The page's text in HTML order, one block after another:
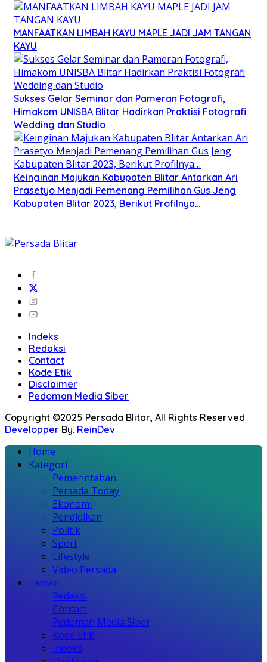
MANFAATKAN LIMBAH KAYU MAPLE JADI JAM TANGAN
KAYU
Sukses Gelar Seminar dan Pameran Fotografi,
Himakom UNISBA Blitar Hadirkan Praktisi Fotografi
Wedding dan Studio
Keinginan Majukan Kabupaten Blitar Antarkan Ari
Prasetyo Menjadi Pemenang Pemilihan Gus Jeng
Kabupaten Blitar 2023, Berikut Profilnya…
Indeks
Redaksi
Contact
Kode Etik
Disclaimer
Pedoman Media Siber
Copyright ©2025 Persada Blitar, All Rights Reserved
Developper By. ReinDev
Home
Kategori
Pemerintahan
Persada Today
Ekonomi
Pendidikan
Politik
Sport
Lifestyle
Video Persada
Laman
Redaksi
Contact
Pedoman Media Siber
Kode Etik
Indeks